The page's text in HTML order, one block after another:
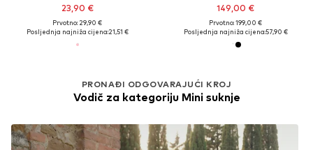
23,90 €
Prvotno: 29,90 €
Posljednja najniža cijena:21,51 €
149,00 €
Prvotno: 199,00 €
Posljednja najniža cijena:57,90 €
PRONAĐI ODGOVARAJUĆI KROJ
Vodič za kategoriju Mini suknje